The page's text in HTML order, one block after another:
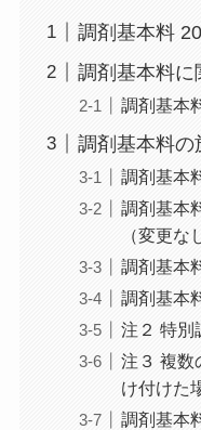
調剤基本料
調剤基本料に
調剤基本
調剤基本料の
調剤基本
調剤基本
（変更な
調剤基本
調剤基本
注２ 特別
注３ 複数
け付けた
調剤基本